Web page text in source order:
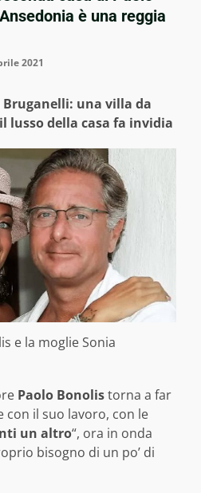
è una reggia
2021
Bruganelli: una villa da
lusso della casa fa invidia
e la moglie Sonia
Paolo Bonolistorna a far
con il suo lavoro, con le
un altro“, ora in onda
bisogno di un po’ di